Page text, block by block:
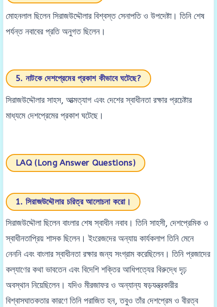
মোহনলাল ছিলেন সিরাজউদ্দৌলার বিশ্বস্ত সেনাপতি ও উপদেষ্টা। তিনি শেষ
পর্যন্ত নবাবের প্রতি অনুগত ছিলেন।
5. নাটকে দেশপ্রেমের প্রকাশ কীভাবে ঘটেছে?
সিরাজউদ্দৌলার সাহস, আত্মত্যাগ এবং দেশের স্বাধীনতা রক্ষার প্রচেষ্টার
মাধ্যমে দেশপ্রেমের প্রকাশ ঘটেছে।
LAQ (Long Answer Questions)
1. সিরাজউদ্দৌলার চরিত্র আলোচনা করো।
সিরাজউদ্দৌলা ছিলেন বাংলার শেষ স্বাধীন নবাব। তিনি সাহসী, দেশপ্রেমিক ও
স্বাধীনতাপ্রিয় শাসক ছিলেন। ইংরেজদের অন্যায় কার্যকলাপ তিনি মেনে
নেননি এবং বাংলার স্বাধীনতা রক্ষার জন্য সংগ্রাম করেছিলেন। তিনি প্রজাদের
কল্যাণের কথা ভাবতেন এবং বিদেশি শক্তির আধিপত্যের বিরুদ্ধে দৃঢ়
অবস্থান নিয়েছিলেন। যদিও মীরজাফর ও অন্যান্য ষড়যন্ত্রকারীর
বিশ্বাসঘাতকতার কারণে তিনি পরাজিত হন, তবুও তাঁর দেশপ্রেম ও বীরত্ব